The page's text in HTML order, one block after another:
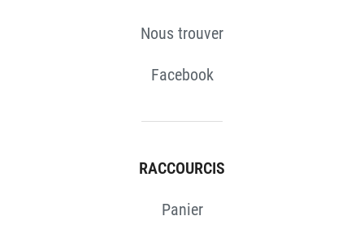
Nous trouver
Facebook
RACCOURCIS
Panier